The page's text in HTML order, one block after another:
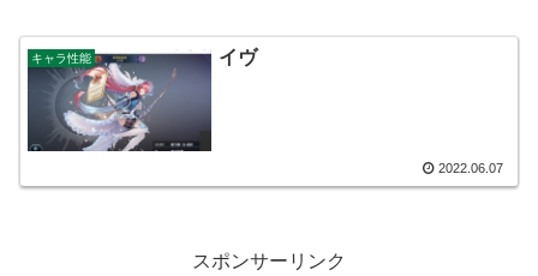
キャラ性能 イヴ
2022.06.07
スポンサーリンク